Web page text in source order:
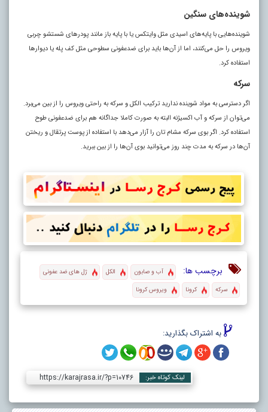
شوینده‌های سنگین
شوینده‌هایی با پایه‌های اسیدی مثل وایتکس یا با پایه باز مانند پودر‌های شستشو چربی
ویروس را حل می‌کنند، اما از آن‌ها باید برای ضدعفونی سطوحی مثل کف پله یا دیوار‌ها
استفاده کرد.
سرکه
اگر دسترسی به مواد شوینده ندارید ترکیب الکل و سرکه به راحتی ویروس را از بین می‌برد.
می‌توان از سرکه و آب اکسیژنه البته به صورت کاملا جداگانه هم برای ضدعفونی طوح
استفاده کرد. اگر بوی سرکه مشام تان را آزار می‌دهد با استفاده از پوست پرتقال و ریختن
آن‌ها در سرکه به مدت چند روز می‌توانید بوی آن‌ها را از بین ببرید.
برچسب ها: آب و صابون الکل
ژل های ضد عفونی
سرکه
کرونا ویروس کرونا
به اشتراک بگذارید:
لینک کوتاه خبر: https://karajrasa.ir/?p=10746